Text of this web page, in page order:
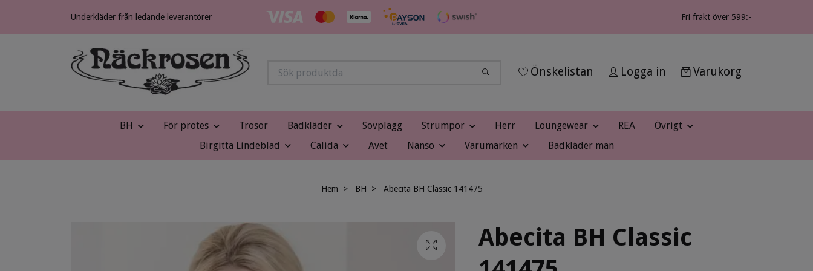
Underkläder från ledande leverantörer Fri frakt över 599:-
Önskelistan Logga in Varukorg
BH För protes Trosor Badkläder Sovplagg Strumpor Herr Loungewear REA
Övrigt
Birgitta Lindeblad
Calida Avet Nanso Varumärken Badkläder man
Hem BH Abecita BH Classic 141475
Abecita BH Classic